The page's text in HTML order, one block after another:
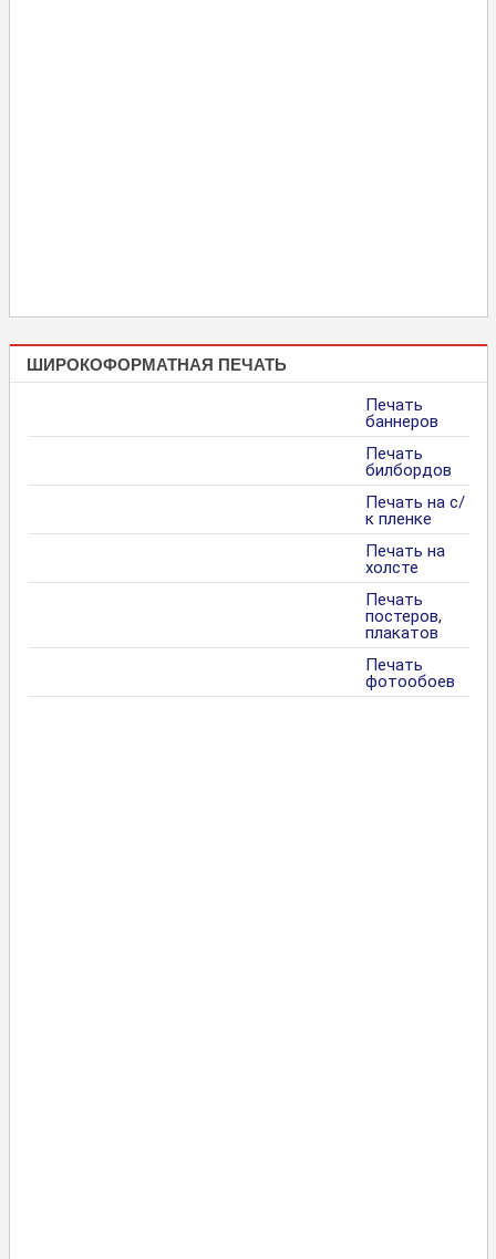
ШИРОКОФОРМАТНАЯ ПЕЧАТЬ
Печать
баннеров
Печать
билбордов
Печать на с/
к пленке
Печать на
холсте
Печать
постеров,
плакатов
Печать
фотообоев